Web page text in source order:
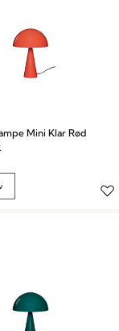
Mini Klar Rød